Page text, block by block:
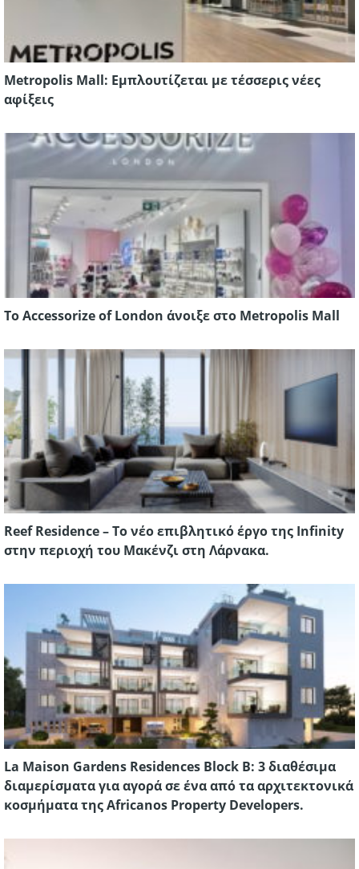
Metropolis Mall: Εμπλουτίζεται με τέσσερις νέες
αφίξεις
Το Accessorize of London άνοιξε στο Metropolis Mall
Reef Residence – Το νέο επιβλητικό έργο της Infinity
στην περιοχή του Μακένζι στη Λάρνακα.
La Maison Gardens Residences Block B: 3 διαθέσιμα
διαμερίσματα για αγορά σε ένα από τα αρχιτεκτονικά
κοσμήματα της Africanos Property Developers.